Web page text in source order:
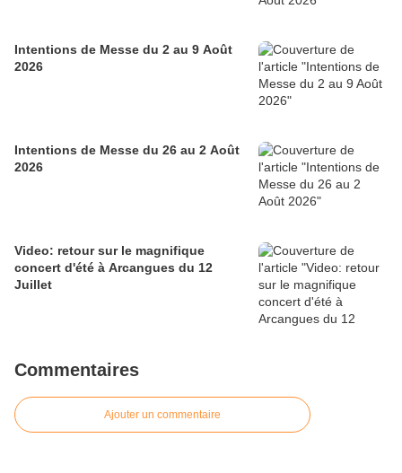
Intentions de Messe du 2 au 9 Août
2026
Intentions de Messe du 26 au 2 Août
2026
Video: retour sur le magnifique
concert d'été à Arcangues du 12
Juillet
Commentaires
Ajouter un commentaire